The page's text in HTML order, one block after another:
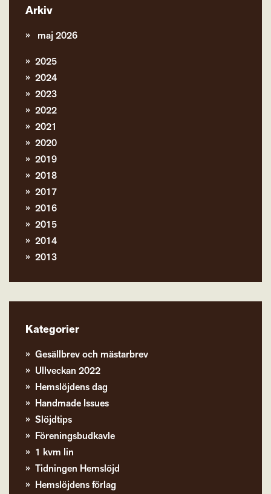
Arkiv
maj 2026
2025
2024
2023
2022
2021
2020
2019
2018
2017
2016
2015
2014
2013
Kategorier
Gesällbrev och mästarbrev
Ullveckan 2022
Hemslöjdens dag
Handmade Issues
Slöjdtips
Föreningsbudkavle
1 kvm lin
Tidningen Hemslöjd
Hemslöjdens förlag